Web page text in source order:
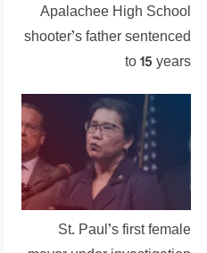
Apalachee High School
shooter’s father sentenced
to 15 years
St. Paul’s first female